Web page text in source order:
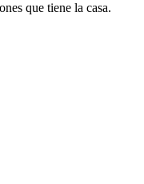
que tiene la casa.